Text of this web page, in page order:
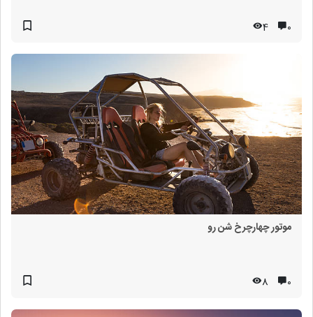
۰ 4
موتور چهارچرخ شن رو
۰ 8